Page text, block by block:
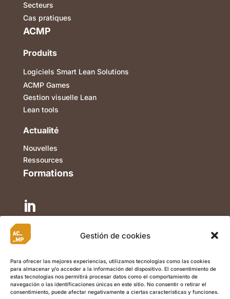
Gestión de cookies
Para ofrecer las mejores experiencias, utilizamos tecnologías como las cookies
para almacenar y/o acceder a la información del dispositivo. El consentimiento de
estas tecnologías nos permitirá procesar datos como el comportamiento de
navegación o las identificaciones únicas en este sitio. No consentir o retirar el
consentimiento, puede afectar negativamente a ciertas características y funciones.
Secteurs
Cas pratiques
ACMP
Produits
Logiciels Smart Lean Solutions
ACMP Games
Gestion visuelle Lean
Lean tools
Actualité
Nouvelles
Ressources
Formations


